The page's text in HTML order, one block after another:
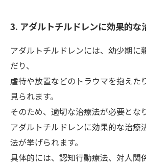
3. アダルトチルドレンに効果的な
アダルトチルドレンには、幼少期に
だり、
虐待や放置などのトラウマを抱えた
見られます。
そのため、適切な治療法が必要とな
アダルトチルドレンに効果的な治療
法が挙げられます。
具体的には、認知行動療法、対人関